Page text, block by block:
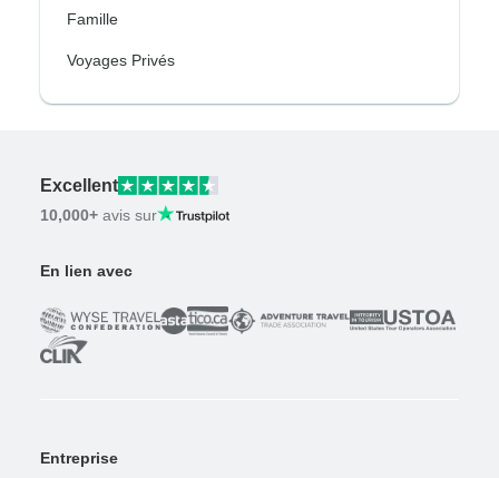
Famille
Voyages Privés
Excellent
10,000+ avis sur
En lien avec
Entreprise